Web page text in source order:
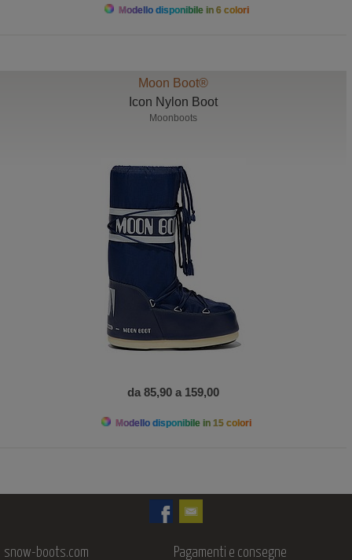
Modello disponibile in 6 colori
Moon Boot®
Icon Nylon Boot
Moonboots
da 85,90 a 159,00
Modello disponibile in 15 colori
snow-boots.com Pagamenti e consegne